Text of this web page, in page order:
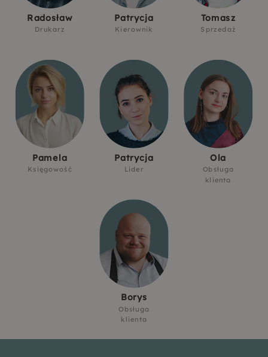
Radosław
Drukarz
Patrycja
Kierownik
Tomasz
Sprzedaż
Pamela
Księgowość
Patrycja
Lider
Ola
Obsługa
klienta
Borys
Obsługa
klienta